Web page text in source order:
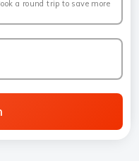
a round trip to save more